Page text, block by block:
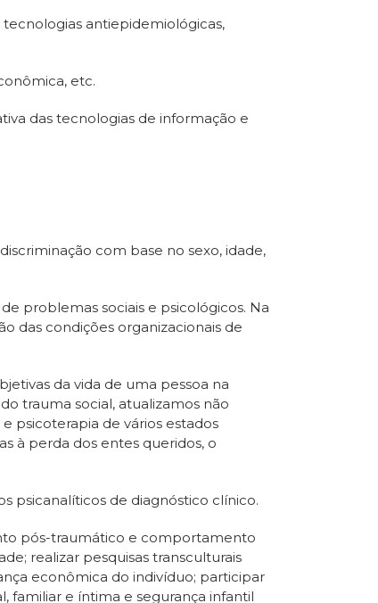
antiepidemiológicas,
etc.
das tecnologias de informação e
com base no sexo, idade,
problemas sociais e psicológicos. Na
das condições organizacionais de
da vida de uma pessoa na
trauma social, atualizamos não
psicoterapia de vários estados
à perda dos entes queridos, o
psicanalíticos de diagnóstico clínico.
pós-traumático e comportamento
realizar pesquisas transculturais
econômica do indivíduo; participar
familiar e íntima e segurança infantil